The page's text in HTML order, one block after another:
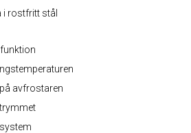
i rostfritt stål
avfrostaren